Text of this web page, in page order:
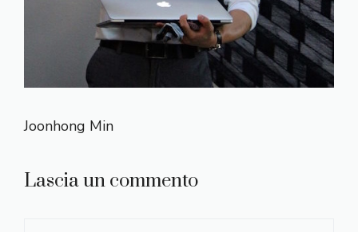
Joonhong Min
Lascia un commento